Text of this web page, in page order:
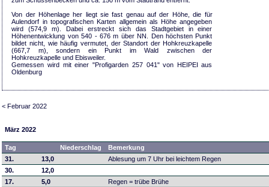
Von der Höhenlage her liegt sie fast genau auf der Höhe, die für
Aulendorf in topografischen Karten allgemein als Höhe angegeben
wird (574,9 m). Dabei erstreckt sich das Stadtgebiet in einer
Höhenentwicklung von 540 - 676 m über NN. Den höchsten Punkt
bildet nicht, wie häufig vermutet, der Standort der Hohkreuzkapelle
(667,7 m), sondern ein Punkt im Wald zwischen der
Hohkreuzkapelle und Ebisweiler.
Gemessen wird mit einer "Profigarden 257 041" von HEIPEI aus
Oldenburg
< Februar 2022
März 2022
Tag Niederschlag
Bemerkung
31.
13,0
Ablesung um 7 Uhr bei leichtem Regen
30.
12,0
17.
5,0
Regen = trübe Brühe